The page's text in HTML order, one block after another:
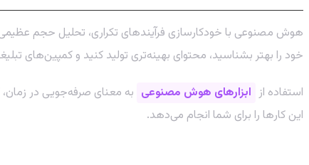
هوش مصنوعی با خودکارسازی فرآیندهای تکراری، تحلیل حجم
خود را بهتر بشناسید، محتوای بهینه‌تری تولید کنید و کمپین‌های
استفاده از ابزارهای هوش مصنوعی
این کارها را برای شما انجام می‌دهد.